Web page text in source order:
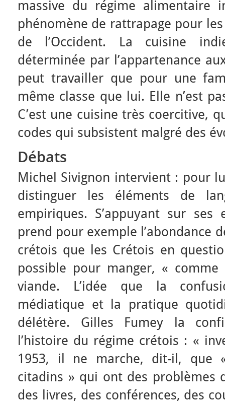
massive du régime alimentaire
phénomène de rattrapage pour
de l’Occident. La cuisine
déterminée par l’appartenance
peut travailler que pour une
même classe que lui. Elle n’est
C’est une cuisine très coercitive,
codes qui subsistent malgré des
Débats
Michel Sivignon intervient : pour
distinguer les éléments de
empiriques. S’appuyant sur ses
prend pour exemple l’abondance
crétois que les Crétois en
possible pour manger, «
viande. L’idée que la
médiatique et la pratique
délétère. Gilles Fumey la
l’histoire du régime crétois : «
1953, il ne marche, dit-il, que
citadins » qui ont des problèmes
des livres, des conférences, des